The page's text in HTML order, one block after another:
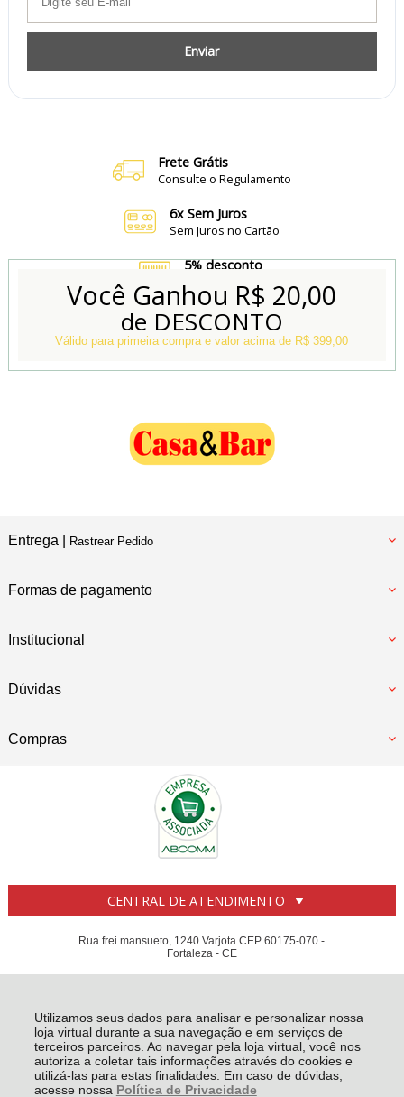
Utilizamos seus dados para analisar e personalizar nossa
loja virtual durante a sua navegação e em serviços de
terceiros parceiros. Ao navegar pela loja virtual, você nos
autoriza a coletar tais informações através do cookies e
utilizá-las para estas finalidades. Em caso de dúvidas,
acesse nossa Política de Privacidade
Enviar
Frete Grátis
Consulte o Regulamento
6x Sem Juros
Sem Juros no Cartão
5% desconto
no Boleto e Pix
Conheça também
Nossa Loja Física
Você Ganhou R$ 20,00
de DESCONTO
Válido para primeira compra e valor acima de R$ 399,00
Entrega | Rastrear Pedido
Formas de pagamento
Institucional
Dúvidas
Compras
CENTRAL DE ATENDIMENTO
Rua frei mansueto, 1240 Varjota CEP 60175-070 -
Fortaleza - CE
Todos os direitos reservados
- -2026